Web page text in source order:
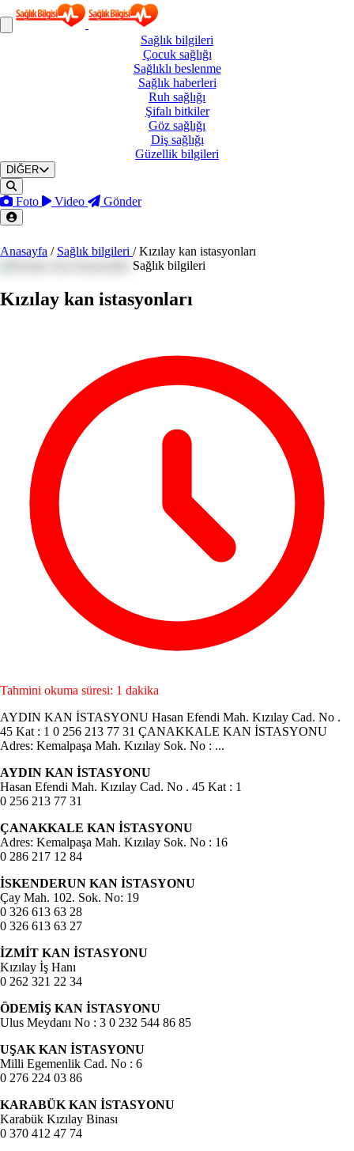
Sağlık bilgileri
Çocuk sağlığı
Sağlıklı beslenme
Sağlık haberleri
Ruh sağlığı
Şifalı bitkiler
Göz sağlığı
Diş sağlığı
Güzellik bilgileri
DİĞER
Foto Video Gönder
Anasayfa / Sağlık bilgileri / Kızılay kan istasyonları
Sağlık bilgileri
Kızılay kan istasyonları
Tahmini okuma süresi: 1 dakika
AYDIN KAN İSTASYONU Hasan Efendi Mah. Kızılay Cad. No .
45 Kat : 1 0 256 213 77 31 ÇANAKKALE KAN İSTASYONU
Adres: Kemalpaşa Mah. Kızılay Sok. No : ...
AYDIN KAN İSTASYONU
Hasan Efendi Mah. Kızılay Cad. No . 45 Kat : 1
0 256 213 77 31
ÇANAKKALE KAN İSTASYONU
Adres: Kemalpaşa Mah. Kızılay Sok. No : 16
0 286 217 12 84
İSKENDERUN KAN İSTASYONU
Çay Mah. 102. Sok. No: 19
0 326 613 63 28
0 326 613 63 27
İZMİT KAN İSTASYONU
Kızılay İş Hanı
0 262 321 22 34
ÖDEMİŞ KAN İSTASYONU
Ulus Meydanı No : 3 0 232 544 86 85
UŞAK KAN İSTASYONU
Milli Egemenlik Cad. No : 6
0 276 224 03 86
KARABÜK KAN İSTASYONU
Karabük Kızılay Binası
0 370 412 47 74